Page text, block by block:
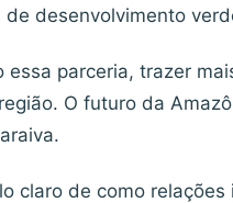
desenvolvimento
essa parceria, trazer
O futuro da
claro de como